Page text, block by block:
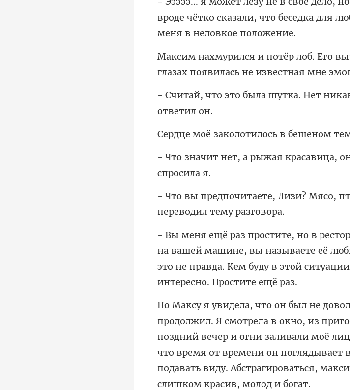
вроде чётко сказали, что беседка для лю
глаза
тка. Нет
ь в бешеном
красавица,
ясо,
ей машине, вы называете её
это не правда. Кем
поздний вечер и огни заливали моё
что время от времени он поглядывает в